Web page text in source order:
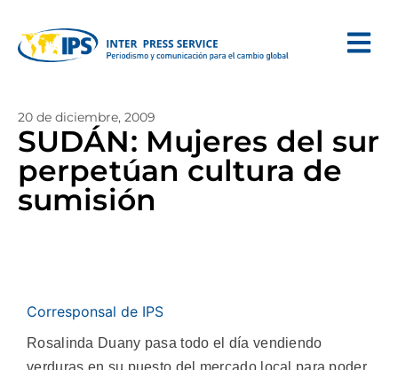
20 de diciembre, 2009
SUDÁN: Mujeres del sur
perpetúan cultura de
sumisión
Corresponsal de IPS
Rosalinda Duany pasa todo el día vendiendo
verduras en su puesto del mercado local para poder